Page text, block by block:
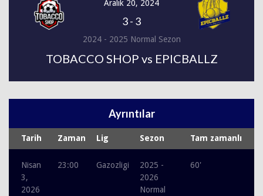
Aralık 20, 2024
3- 3
2024 - 2025 Normal Sezon
TOBACCO SHOP vs EPICBALLZ
Ayrıntılar
Tarih Zaman Lig Sezon Tam zamanlı
Nisan
3,
2026
23:00 Gazozligi
2025 -
2026
Normal
60'